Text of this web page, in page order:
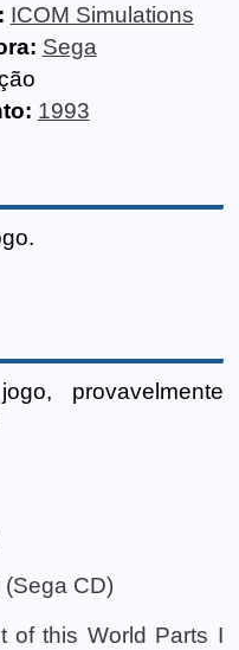
ICOM Simulations
Sega
1993
provavelmente
CD)
of this World Parts I